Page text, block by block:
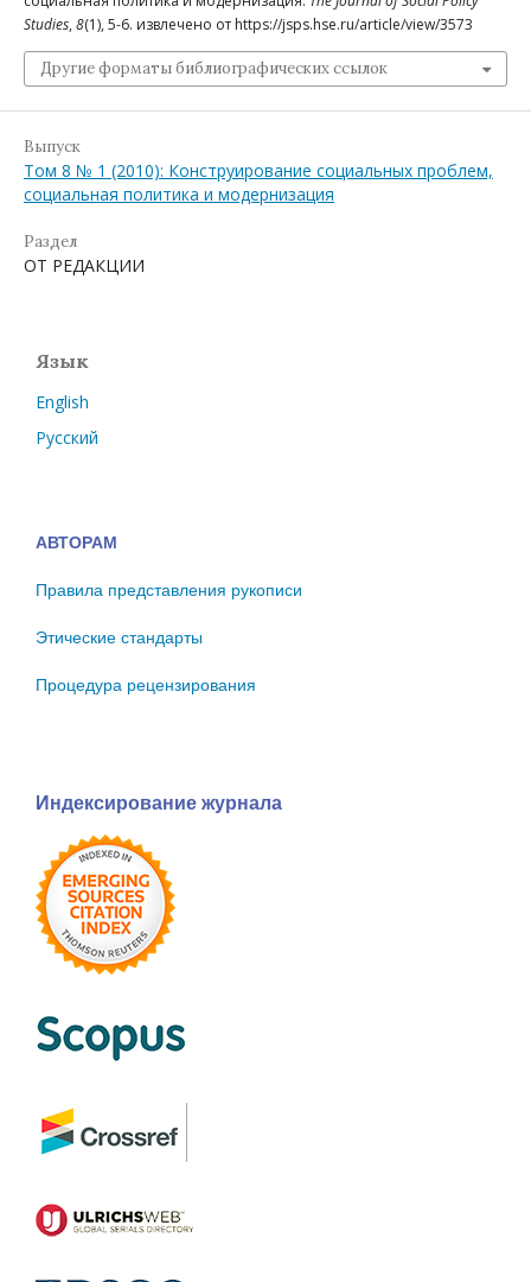
Studies, 8(1), 5-6. извлечено от https://jsps.hse.ru/article/view/3573
Другие форматы библиографических ссылок
Выпуск
Том 8 № 1 (2010): Конструирование социальных проблем,
социальная политика и модернизация
Раздел
ОТ РЕДАКЦИИ
Язык
English
Русский
АВТОРАМ
Правила представления рукописи
Этические стандарты
Процедура рецензирования
Индексирование журнала